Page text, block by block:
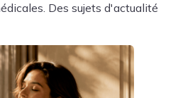
Des sujets d'actualité